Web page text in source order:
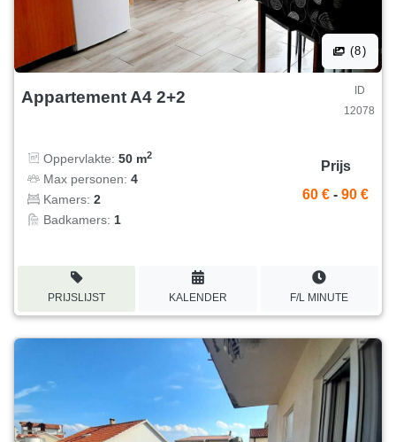
(8)
Appartement A4 2+2
ID
12078
Oppervlakte: 50 m2
Max personen: 4
Kamers: 2
Badkamers: 1
Prijs
60 € - 90 €
PRIJSLIJST KALENDER F/L MINUTE